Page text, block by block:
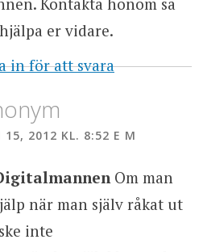
er vidare.
in för att svara
15, 2012 KL. 8:52 E M
Om man
när man själv råkat ut
inte